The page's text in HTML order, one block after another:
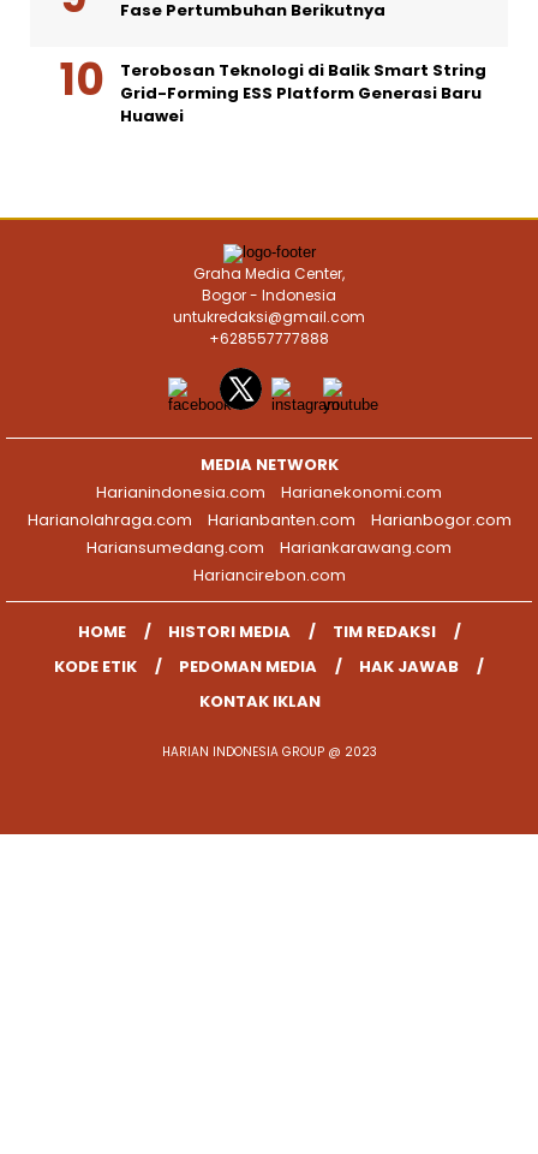
Fase Pertumbuhan Berikutnya
Terobosan Teknologi di Balik Smart String
Grid-Forming ESS Platform Generasi Baru
Huawei
Graha Media Center,
Bogor - Indonesia
untukredaksi@gmail.com
+628557777888
MEDIA NETWORK
Harianindonesia.com
Harianekonomi.com
Harianolahraga.com
Harianbanten.com
Harianbogor.com
Hariansumedang.com
Hariankarawang.com
Hariancirebon.com
HOME HISTORI MEDIA
TIM REDAKSI
KODE ETIK
PEDOMAN MEDIA
HAK JAWAB
KONTAK IKLAN
HARIAN INDONESIA GROUP @ 2023